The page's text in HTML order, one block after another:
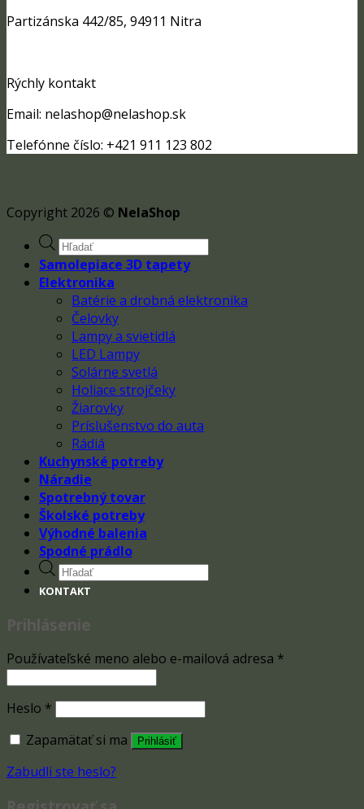
Partizánska 442/85, 94911 Nitra
Rýchly kontakt
Email: nelashop@nelashop.sk
Telefónne číslo: +421 911 123 802
Copyright 2026 © NelaShop
Products
search
Samolepiace 3D tapety
Elektronika
Batérie a drobná elektronika
Čelovky
Lampy a svietidlá
LED Lampy
Solárne svetlá
Holiace strojčeky
Žiarovky
Príslušenstvo do auta
Rádiá
Kuchynské potreby
Náradie
Spotrebný tovar
Školské potreby
Výhodné balenia
Spodné prádlo
Products
search
KONTAKT
Prihlásenie
Používateľské meno alebo e-mailová adresa *
Heslo *
Zapamätať si ma
Prihlásiť
Zabudli ste heslo?